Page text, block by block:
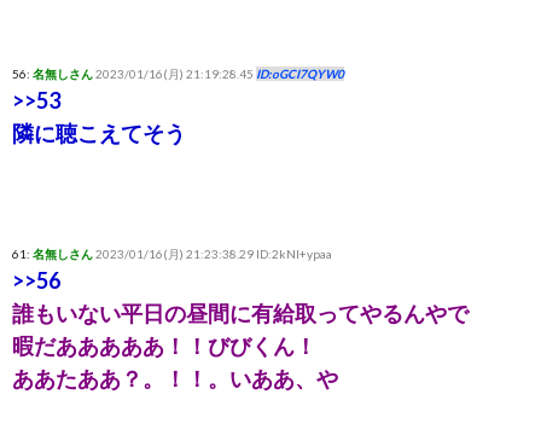
56: 名無しさん2023/01/16(月) 21:19:28.45 ID:oGCI7QYW0
>>53
隣に聴こえてそう
61: 名無しさん2023/01/16(月) 21:23:38.29 ID:2kNI+ypaa
>>56
誰もいない平日の昼間に有給取ってやるんやで
暇だあああああ！！びびくん！
ああたああ？。！！。いああ、や